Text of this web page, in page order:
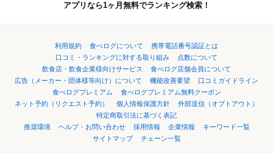
アプリなら1ヶ月無料でランキング検索！
利用規約 食べログについて
携帯電話番号認証とは
口コミ・ランキングに対する取り組み
点数について
飲食店・飲食企業様向けサービス
食べログ店舗会員について
広告（メーカー・団体様等向け）について
機能改善要望
口コミガイドライン
食べログプレミアム
食べログプレミアム無料クーポン
ネット予約（リクエスト予約）
個人情報保護方針
外部送信（オプトアウト）
特定商取引法に基づく表記
推奨環境
ヘルプ・お問い合わせ 採用情報 企業情報
キーワード一覧
サイトマップ
チェーン一覧